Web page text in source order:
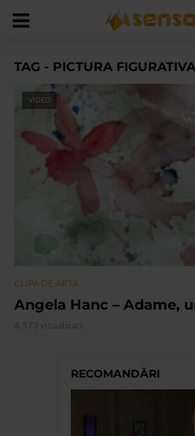
TAG - PICTURA FIGURATIVA
VIDEO
CLIPA DE ARTA
Angela Hanc – Adame,
4.573 vizualizari
RECOMANDĂRI